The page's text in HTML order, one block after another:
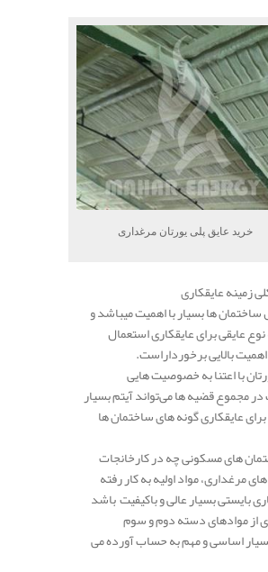
خرید عایق پلی یورتان مرغداری
زمینه عایقکاری
ها بسیار با اهمیت میباشد و
نوع عایقی برای عایقکاری استعمال
بالایی برخوردار‌است.
با اعتنا به خصوصیت هایی
مجموع قضیه ها می‌تواند آیتم بسیار
عایقکاری گونه های ساختمان ها
های مسکونی چه در کارخانجات
مرغداری، مواد اولیه به کار رفته
بایستی بسیار عالی و باکیفیت باشد
از موادهای دسته دوم و سوم
اساسی و مهم به حساب آورده می